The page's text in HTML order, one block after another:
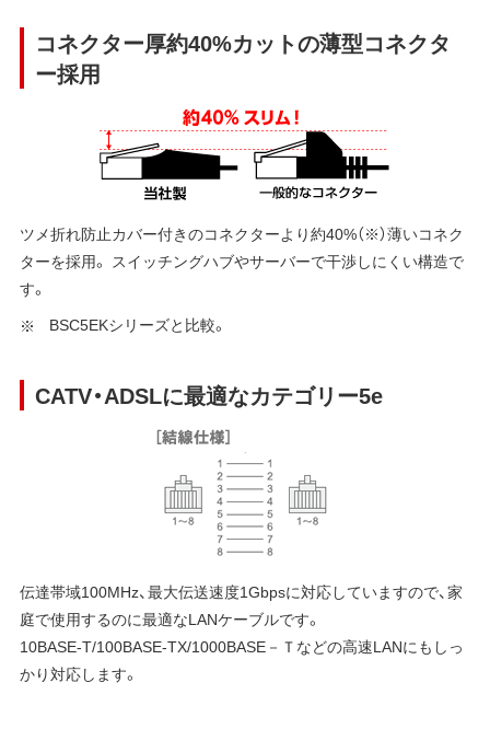
コネクター厚約40%カットの薄型コネクタ
ー採用
ツメ折れ防止カバー付きのコネクターより約40%（※）薄いコネク
ターを採用。 スイッチングハブやサーバーで干渉しにくい構造で
す。
BSC5EKシリーズと比較。
CATV・ADSLに最適なカテゴリー5e
伝達帯域100MHz、最大伝送速度1Gbpsに対応していますので、家
庭で使用するのに最適なLANケーブルです。
10BASE-T/100BASE-TX/1000BASE－Ｔなどの高速LANにもしっ
かり対応します。